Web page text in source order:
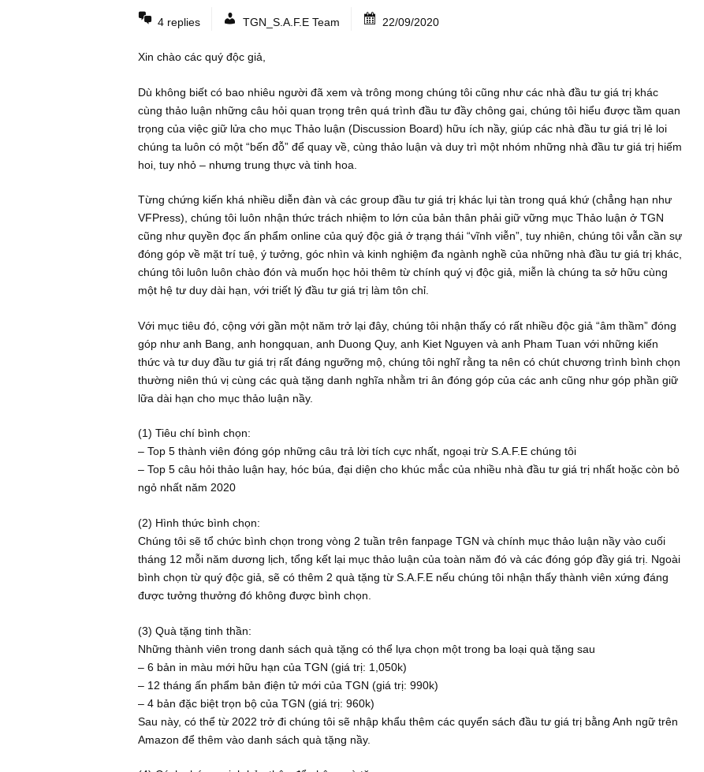
4 replies TGN_S.A.F.E Team 22/09/2020
Xin chào các quý độc giả,
Dù không biết có bao nhiêu người đã xem và trông mong chúng tôi cũng như các nhà đầu tư giá
cùng thảo luận những câu hỏi quan trọng trên quá trình đầu tư đầy chông gai, chúng tôi hiểu được
trọng của việc giữ lửa cho mục Thảo luận (Discussion Board) hữu ích nầy, giúp các nhà đầu tư giá
chúng ta luôn có một “bến đỗ” để quay về, cùng thảo luận và duy trì một nhóm những nhà đầu tư
hoi, tuy nhỏ – nhưng trung thực và tinh hoa.
Từng chứng kiến khá nhiều diễn đàn và các group đầu tư giá trị khác lụi tàn trong quá khứ (chẳng
cũng như quyền đọc ấn phẩm online của quý độc giả ở trạng thái “vĩnh viễn”, tuy nhiên, chúng tôi
đóng góp về mặt trí tuệ, ý tưởng, góc nhìn và kinh nghiệm đa ngành nghề của những nhà đầu tư
chúng tôi luôn luôn chào đón và muốn học hỏi thêm từ chính quý vị độc giả, miễn là chúng ta sở
một hệ tư duy dài hạn, với triết lý đầu tư giá trị làm tôn chỉ.
Với mục tiêu đó, cộng với gần một năm trở lại đây, chúng tôi nhận thấy có rất nhiều độc giả “âm
góp như anh Bang, anh hongquan, anh Duong Quy, anh Kiet Nguyen và anh Pham Tuan với những
thức và tư duy đầu tư giá trị rất đáng ngưỡng mộ, chúng tôi nghĩ rằng ta nên có chút chương trình
thường niên thú vị cùng các quà tặng danh nghĩa nhằm tri ân đóng góp của các anh cũng như
(1) Tiêu chí bình chọn:
– Top 5 thành viên đóng góp những câu trả lời tích cực nhất, ngoại trừ S.A.F.E chúng tôi
– Top 5 câu hỏi thảo luận hay, hóc búa, đại diện cho khúc mắc của nhiều nhà đầu tư giá trị nhất
(2) Hình thức bình chọn:
Chúng tôi sẽ tổ chức bình chọn trong vòng 2 tuần trên fanpage TGN và chính mục thảo luận nầy
tháng 12 mỗi năm dương lịch, tổng kết lại mục thảo luận của toàn năm đó và các đóng góp đầy
bình chọn từ quý độc giả, sẽ có thêm 2 quà tặng từ S.A.F.E nếu chúng tôi nhận thấy thành viên
được tưởng thưởng đó không được bình chọn.